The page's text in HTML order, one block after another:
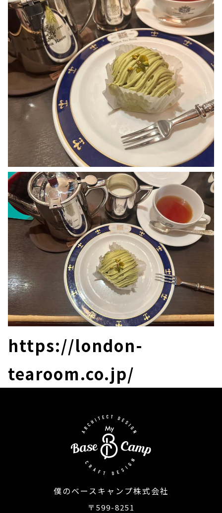
https://london-
tearoom.co.jp/
僕のベースキャンプ株式会社
〒599-8251